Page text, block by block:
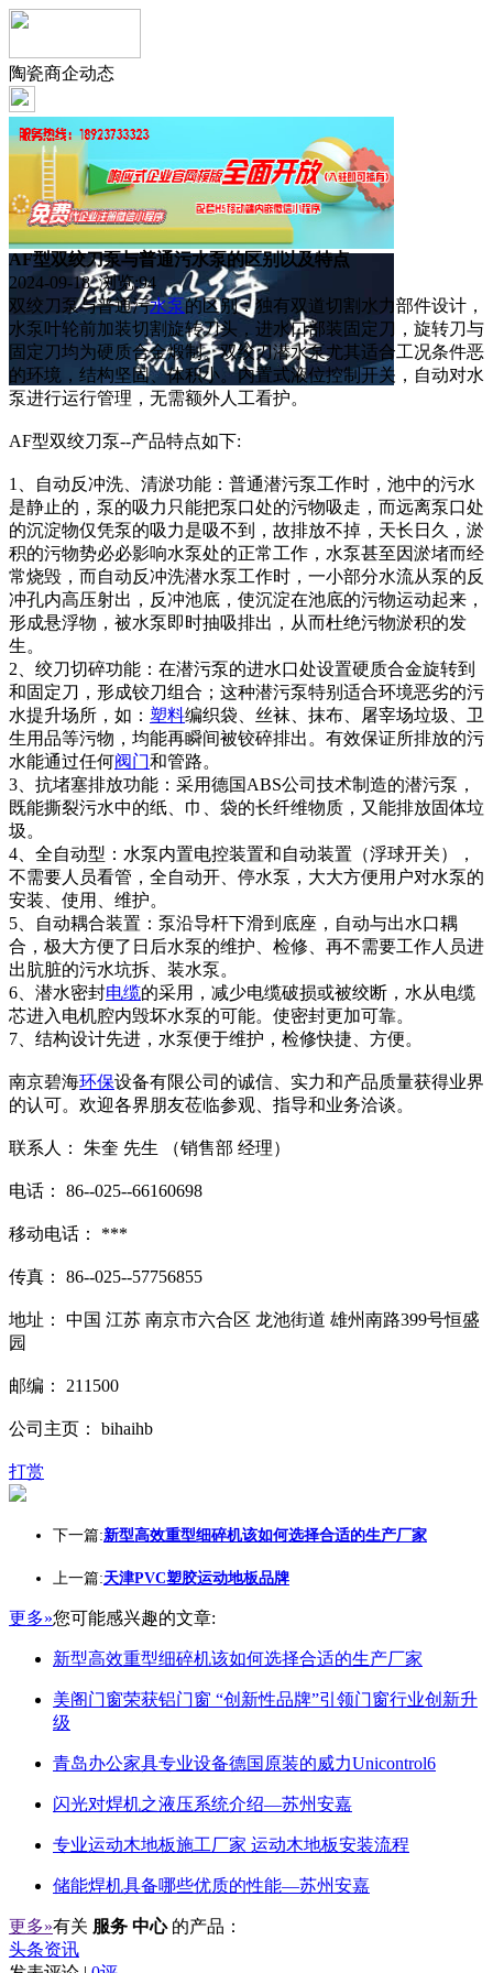
陶瓷商企动态
AF型双绞刀泵与普通污水泵的区别以及特点
2024-09-18 浏览:94
双绞刀泵与普通污水泵的区别：独有双道切割水力部件设计，
水泵叶轮前加装切割旋转刀头，进水口部装固定刀，旋转刀与
固定刀均为硬质合金煅制。双绞刀潜水泵尤其适合工况条件恶
的环境，结构坚固、体积小。内置式液位控制开关，自动对水
泵进行运行管理，无需额外人工看护。
AF型双绞刀泵--产品特点如下:
1、自动反冲洗、清淤功能：普通潜污泵工作时，池中的污水
是静止的，泵的吸力只能把泵口处的污物吸走，而远离泵口处
的沉淀物仅凭泵的吸力是吸不到，故排放不掉，天长日久，淤
积的污物势必必影响水泵处的正常工作，水泵甚至因淤堵而经
常烧毁，而自动反冲洗潜水泵工作时，一小部分水流从泵的反
冲孔内高压射出，反冲池底，使沉淀在池底的污物运动起来，
形成悬浮物，被水泵即时抽吸排出，从而杜绝污物淤积的发
生。
2、绞刀切碎功能：在潜污泵的进水口处设置硬质合金旋转到
和固定刀，形成铰刀组合；这种潜污泵特别适合环境恶劣的污
水提升场所，如： 塑料编织袋、丝袜、抹布、屠宰场垃圾、卫
生用品等污物，均能再瞬间被铰碎排出。有效保证所排放的污
水能通过任何阀门和管路。
3、抗堵塞排放功能：采用德国ABS公司技术制造的潜污泵，
既能撕裂污水中的纸、巾、袋的长纤维物质，又能排放固体垃
圾。
4、全自动型：水泵内置电控装置和自动装置（浮球开关），
不需要人员看管，全自动开、停水泵，大大方便用户对水泵的
安装、使用、维护。
5、自动耦合装置：泵沿导杆下滑到底座，自动与出水口耦
合，极大方便了日后水泵的维护、检修、再不需要工作人员进
出肮脏的污水坑拆、装水泵。
6、潜水密封电缆的采用，减少电缆破损或被绞断，水从电缆
芯进入电机腔内毁坏水泵的可能。使密封更加可靠。
7、结构设计先进，水泵便于维护，检修快捷、方便。
南京碧海环保设备有限公司的诚信、实力和产品质量获得业界
的认可。欢迎各界朋友莅临参观、指导和业务洽谈。
联系人： 朱奎 先生 （销售部 经理）
电话： 86--025--66160698
移动电话： ***
传真： 86--025--57756855
地址： 中国 江苏 南京市六合区 龙池街道 雄州南路399号恒盛
园
邮编： 211500
公司主页： bihaihb
打赏
下一篇:新型高效重型细碎机该如何选择合适的生产厂家
上一篇:天津PVC塑胶运动地板品牌
更多»您可能感兴趣的文章:
新型高效重型细碎机该如何选择合适的生产厂家
美阁门窗荣获铝门窗 “创新性品牌”引领门窗行业创新升
级
青岛办公家具专业设备德国原装的威力Unicontrol6
闪光对焊机之液压系统介绍—苏州安嘉
专业运动木地板施工厂家 运动木地板安装流程
储能焊机具备哪些优质的性能—苏州安嘉
更多»有关 服务 中心 的产品：
头条资讯